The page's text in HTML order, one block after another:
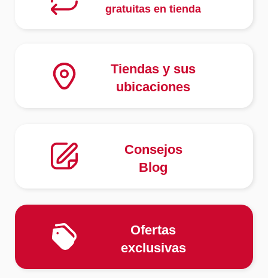
gratuitas en tienda
Tiendas y sus
ubicaciones
Consejos
Blog
Ofertas
exclusivas